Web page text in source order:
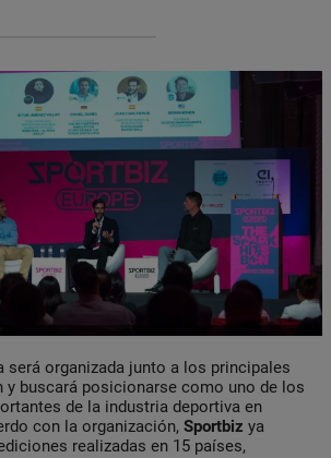
será organizada junto a los principales
y buscará posicionarse como uno de los
de la industria deportiva en
con la organización, Sportbiz ya
realizadas en 15 países,